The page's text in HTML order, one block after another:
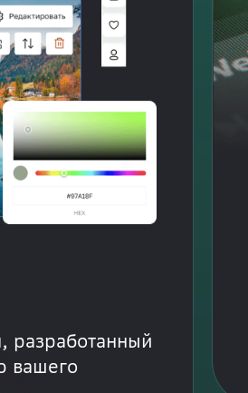
разработанный
вашего